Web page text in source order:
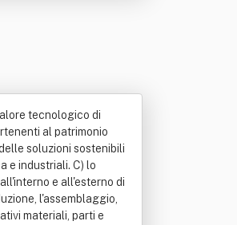
tecnologico di
al patrimonio
soluzioni sostenibili
e industriali. C) lo
e all'esterno di
l'assemblaggio,
materiali, parti e